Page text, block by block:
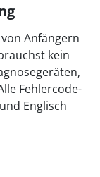
Anfängern
kein
Fehlercode-
Englisch